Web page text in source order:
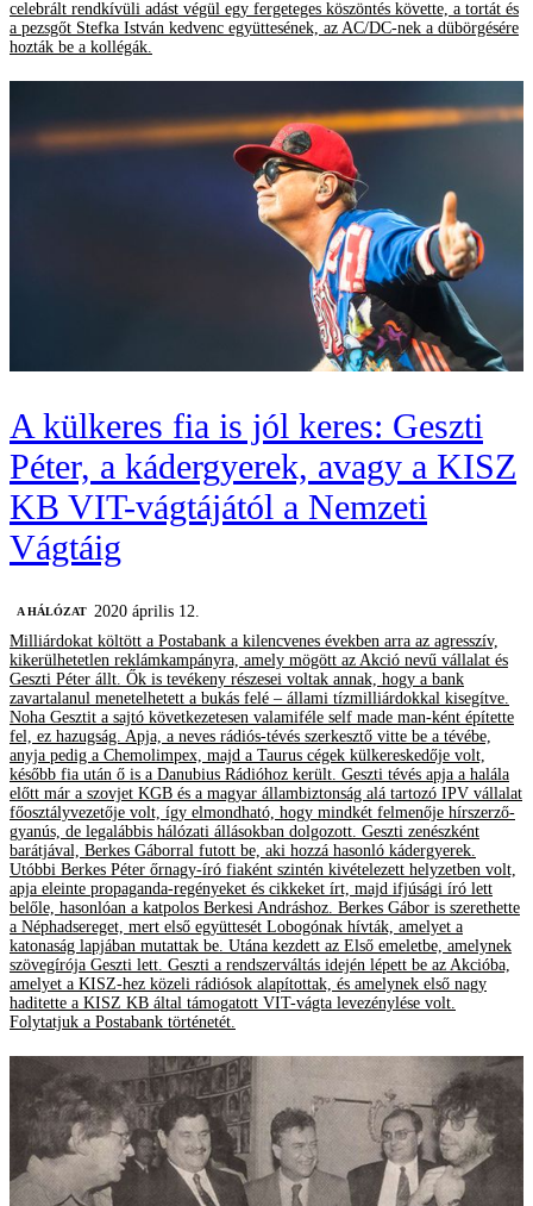
celebrált rendkívüli adást végül egy fergeteges köszöntés követte, a tortát és
a pezsgőt Stefka István kedvenc együttesének, az AC/DC-nek a dübörgésére
hozták be a kollégák.
A külkeres fia is jól keres: Geszti
Péter, a kádergyerek, avagy a KISZ
KB VIT-vágtájától a Nemzeti
Vágtáig
A HÁLÓZAT
2020 április 12.
Milliárdokat költött a Postabank a kilencvenes években arra az agresszív,
kikerülhetetlen reklámkampányra, amely mögött az Akció nevű vállalat és
Geszti Péter állt. Ők is tevékeny részesei voltak annak, hogy a bank
zavartalanul menetelhetett a bukás felé – állami tízmilliárdokkal kisegítve.
Noha Gesztit a sajtó következetesen valamiféle self made man-ként építette
fel, ez hazugság. Apja, a neves rádiós-tévés szerkesztő vitte be a tévébe,
anyja pedig a Chemolimpex, majd a Taurus cégek külkereskedője volt,
később fia után ő is a Danubius Rádióhoz került. Geszti tévés apja a halála
előtt már a szovjet KGB és a magyar állambiztonság alá tartozó IPV vállalat
főosztályvezetője volt, így elmondható, hogy mindkét felmenője hírszerző-
gyanús, de legalábbis hálózati állásokban dolgozott. Geszti zenészként
barátjával, Berkes Gáborral futott be, aki hozzá hasonló kádergyerek.
Utóbbi Berkes Péter őrnagy-író fiaként szintén kivételezett helyzetben volt,
apja eleinte propaganda-regényeket és cikkeket írt, majd ifjúsági író lett
belőle, hasonlóan a katpolos Berkesi Andráshoz. Berkes Gábor is szerethette
a Néphadsereget, mert első együttesét Lobogónak hívták, amelyet a
katonaság lapjában mutattak be. Utána kezdett az Első emeletbe, amelynek
szövegírója Geszti lett. Geszti a rendszerváltás idején lépett be az Akcióba,
amelyet a KISZ-hez közeli rádiósok alapítottak, és amelynek első nagy
haditette a KISZ KB által támogatott VIT-vágta levezénylése volt.
Folytatjuk a Postabank történetét.